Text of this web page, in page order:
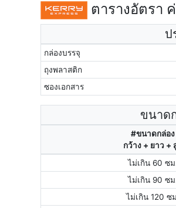
ตารางอัตรา
ป
กล่องบรรจุ
ถุงพลาสติก
ซองเอกสาร
ขนาด
#ขนาดกล่อง
กว้าง + ยาว +
ไม่เกิน 60 ซ
ไม่เกิน 90 ซ
ไม่เกิน 120 ซ